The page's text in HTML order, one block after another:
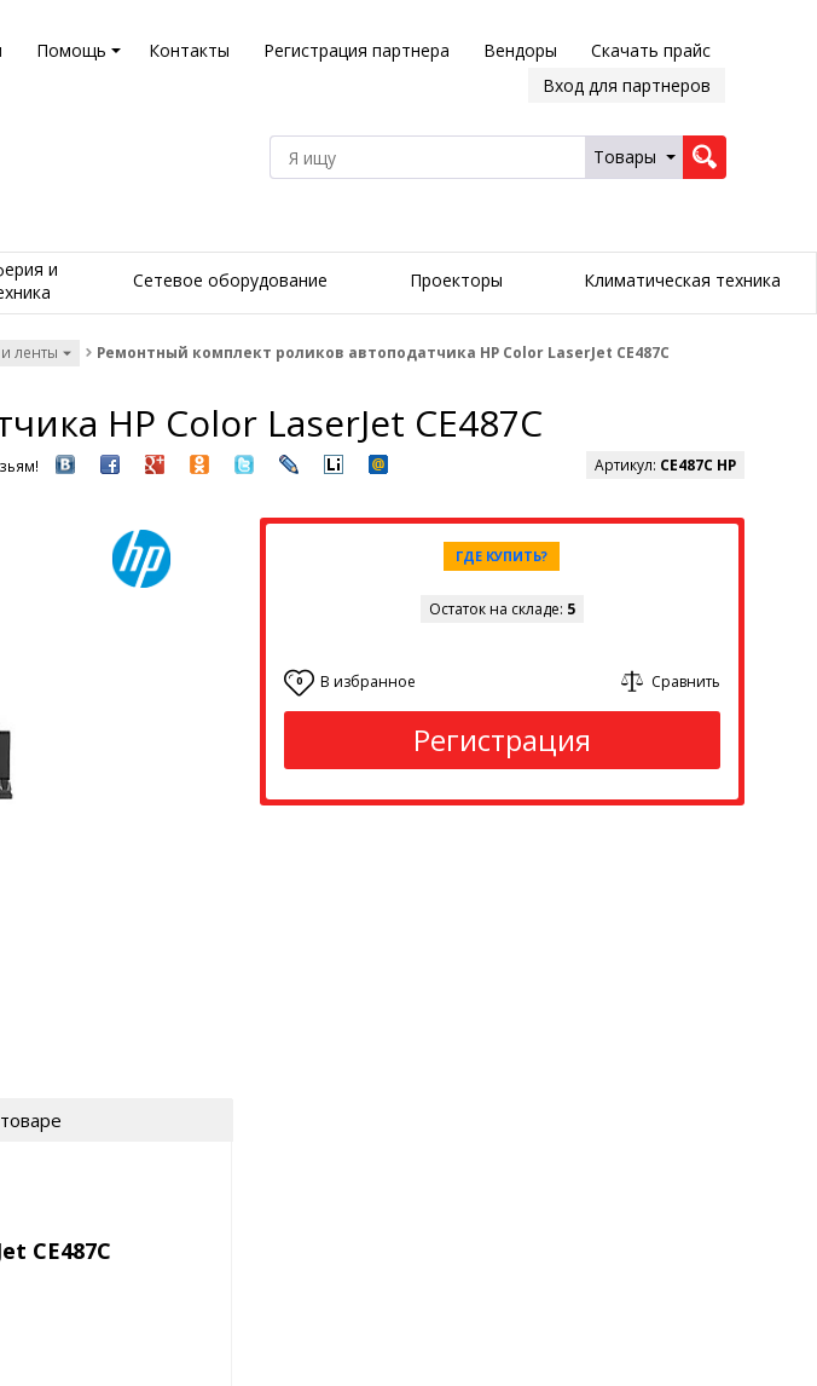
Помощь Контакты Регистрация партнера Вендоры
Скачать прайс
Вход для партнеров
Товары
и
Сетевое оборудование Проекторы Климатическая техника
ленты Ремонтный комплект роликов автоподатчика HP Color LaserJet CE487C
HP Color LaserJet CE487C
Артикул: CE487C HP
ГДЕ КУПИТЬ?
Остаток на складе: 5
0 В избранное Сравнить
Регистрация
CE487C